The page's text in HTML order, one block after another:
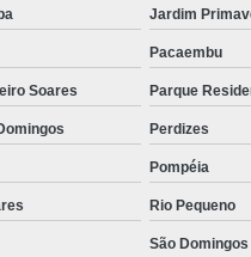
de lavar lausane paulista
de maquina de lavar Barra
maquina lavar roupa vila
de lavar Centro de São Paulo
lavar roupa Vila Portugal
Jardim
Pacaembu
Soares Parque
Perdizes
Pompéia
Rio Pequeno
São Domingos